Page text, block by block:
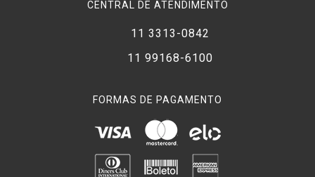
CENTRAL DE ATENDIMENTO
11 3313-0842
11 99168-6100
FORMAS DE PAGAMENTO